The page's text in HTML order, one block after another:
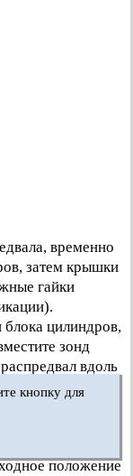
временно
затем крышки
гайки
цилиндров,
зонд
вдоль
зонд
Сместите
положение
кнопку для